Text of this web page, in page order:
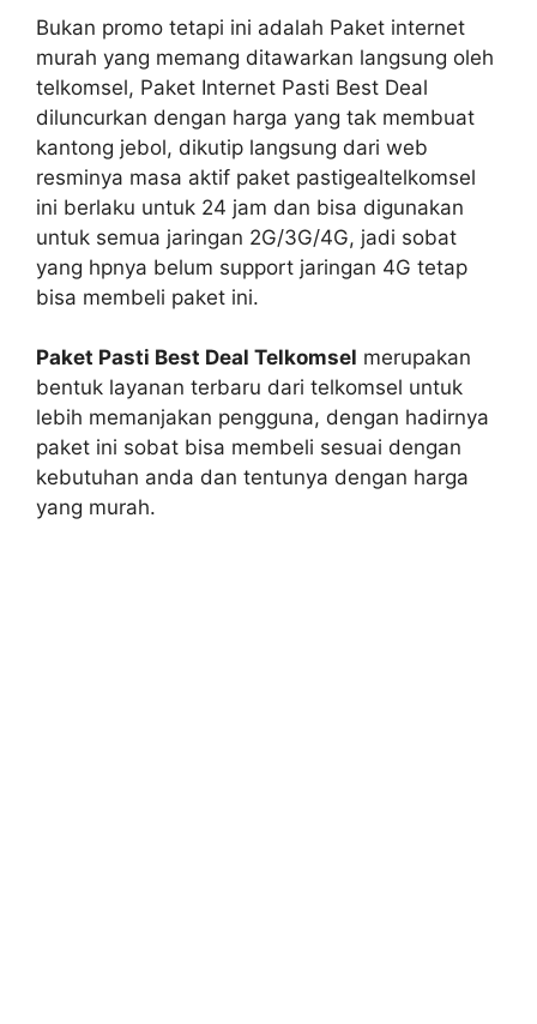
Bukan promo tetapi ini adalah Paket internet
murah yang memang ditawarkan langsung oleh
telkomsel, Paket Internet Pasti Best Deal
diluncurkan dengan harga yang tak membuat
kantong jebol, dikutip langsung dari web
resminya masa aktif paket pastigealtelkomsel
ini berlaku untuk 24 jam dan bisa digunakan
untuk semua jaringan 2G/3G/4G, jadi sobat
yang hpnya belum support jaringan 4G tetap
bisa membeli paket ini.
Paket Pasti Best Deal Telkomsel merupakan
bentuk layanan terbaru dari telkomsel untuk
lebih memanjakan pengguna, dengan hadirnya
paket ini sobat bisa membeli sesuai dengan
kebutuhan anda dan tentunya dengan harga
yang murah.